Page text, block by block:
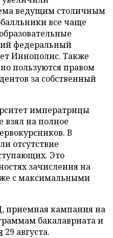
ведущим столичным
все чаще
федеральный
Иннополис. Также
пользуются правом
за собственный
императрицы
взял на полное
В
отсутствие
Это
зачисления на
с максимальными
приемная кампания на
бакалавриата и
29 августа.